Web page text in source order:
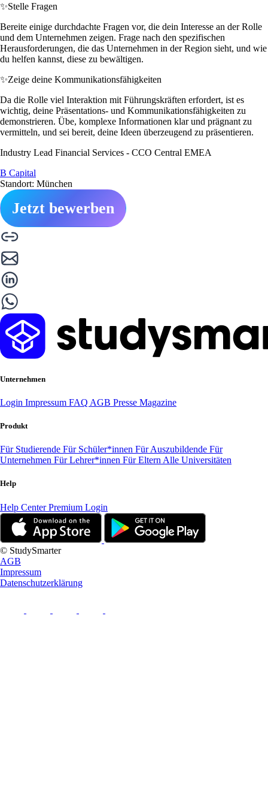
✨Stelle Fragen
Bereite einige durchdachte Fragen vor, die dein Interesse an der Rolle
und dem Unternehmen zeigen. Frage nach den spezifischen
Herausforderungen, die das Unternehmen in der Region sieht, und wie
du helfen kannst, diese zu bewältigen.
✨Zeige deine Kommunikationsfähigkeiten
Da die Rolle viel Interaktion mit Führungskräften erfordert, ist es
wichtig, deine Präsentations- und Kommunikationsfähigkeiten zu
demonstrieren. Übe, komplexe Informationen klar und prägnant zu
vermitteln, und sei bereit, deine Ideen überzeugend zu präsentieren.
Industry Lead Financial Services - CCO Central EMEA
B Capital
Standort: München
Jetzt bewerben
Unternehmen
Login Impressum FAQ AGB Presse Magazine
Produkt
Für Studierende Für Schüler*innen Für Auszubildende Für
Unternehmen Für Lehrer*innen Für Eltern Alle Universitäten
Help
Help CenterPremium Login
© StudySmarter
AGB
Impressum
Datenschutzerklärung